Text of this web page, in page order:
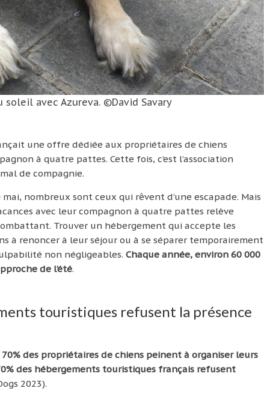
avec Azureva. ©David Savary
une offre dédiée aux propriétaires de chiens
à quatre pattes. Cette fois, c’est l’association
de compagnie.
nombreux sont ceux qui rêvent d’une escapade. Mais
avec leur compagnon à quatre pattes relève
Trouver un hébergement qui accepte les
à renoncer à leur séjour ou à se séparer temporairement
non négligeables. Chaque année, environ 60 000
de l’été.
touristiques refusent la présence
70% des propriétaires de chiens peinent à organiser leurs
des hébergements touristiques français refusent
2023).